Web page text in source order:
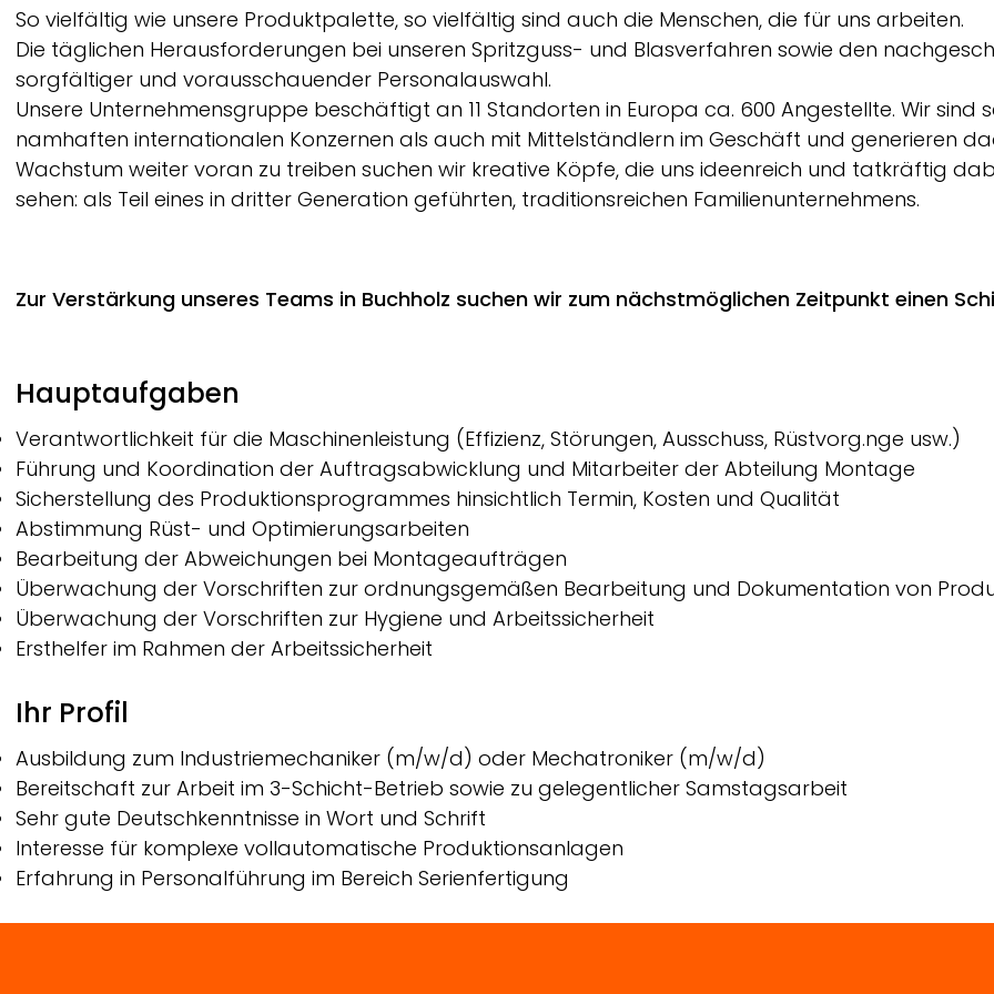
Breadcrumb
So vielfältig wie unsere Produktpalette, so vielfältig sind auch die Menschen, die für uns arbeiten.
Die täglichen Herausforderungen bei unseren Spritzguss- und Blasverfahren sowie den
sorgfältiger und vorausschauender Personalauswahl.
Unsere Unternehmensgruppe beschäftigt an 11 Standorten in Europa ca. 600 Angestellte. Wir
namhaften internationalen Konzernen als auch mit Mittelständlern im Geschäft und generieren
Wachstum weiter voran zu treiben suchen wir kreative Köpfe, die uns ideenreich und tatkräftig
sehen: als Teil eines in dritter Generation geführten, traditionsreichen Familienunternehmens.
Zur Verstärkung unseres Teams in Buchholz suchen wir zum nächstmöglichen Zeitpunkt einen
Hauptaufgaben
Verantwortlichkeit für die Maschinenleistung (Effizienz, Störungen, Ausschuss, Rüstvorg.nge usw.)
Führung und Koordination der Auftragsabwicklung und Mitarbeiter der Abteilung Montage
Sicherstellung des Produktionsprogrammes hinsichtlich Termin, Kosten und Qualität
Abstimmung Rüst- und Optimierungsarbeiten
Bearbeitung der Abweichungen bei Montageaufträgen
Überwachung der Vorschriften zur ordnungsgemäßen Bearbeitung und Dokumentation von
Überwachung der Vorschriften zur Hygiene und Arbeitssicherheit
Ersthelfer im Rahmen der Arbeitssicherheit
Ihr Profil
Ausbildung zum Industriemechaniker (m/w/d) oder Mechatroniker (m/w/d)
Bereitschaft zur Arbeit im 3-Schicht-Betrieb sowie zu gelegentlicher Samstagsarbeit
Sehr gute Deutschkenntnisse in Wort und Schrift
Interesse für komplexe vollautomatische Produktionsanlagen
Erfahrung in Personalführung im Bereich Serienfertigung